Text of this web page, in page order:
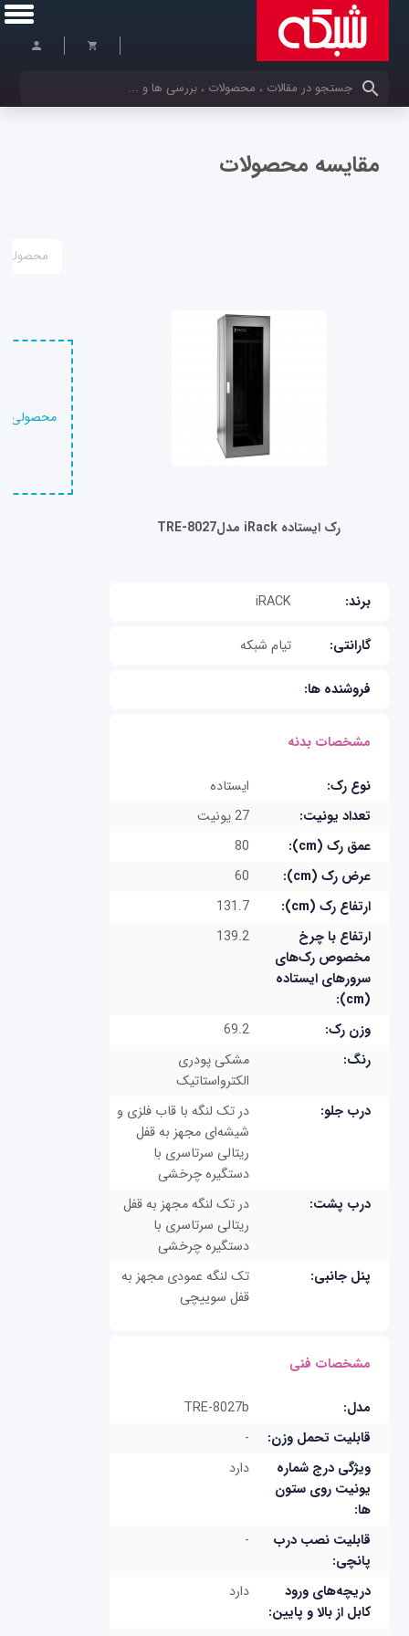
کلمات کلیدی خود را وارد کنید
مقایسه محصولات
رک ایستاده iRack مدلTRE-8027
برند: iRACK
گارانتی: تیام شبکه
فروشنده ها:
مشخصات بدنه
نوع رک:
ایستاده
تعداد یونیت:
27 یونیت
عمق رک (cm):
80
عرض رک (cm):
60
ارتفاع رک (cm):
131.7
ارتفاع با چرخ
مخصوص رک‌های
سرورهای ایستاده
(cm):
139.2
وزن رک:
69.2
رنگ:
مشکی پودری
الکترواستاتیک
درب جلو:
در تک لنگه با قاب فلزی و
شیشه‌ای مجهز به قفل
ریتالی سرتاسری با
دستگیره چرخشی
درب پشت:
در تک لنگه مجهز به قفل
ریتالی سرتاسری با
دستگیره چرخشی
پنل جانبی:
تک لنگه عمودی مجهز به
قفل سوییچی
مشخصات فنی
مدل:
TRE-8027b
قابلیت تحمل وزن:
-
ویژگی درج شماره
یونیت روی ستون
ها:
دارد
قابلیت نصب درب
پانچی:
-
دریچه‌های ورود
کابل از بالا و پایین:
دارد
محصولی